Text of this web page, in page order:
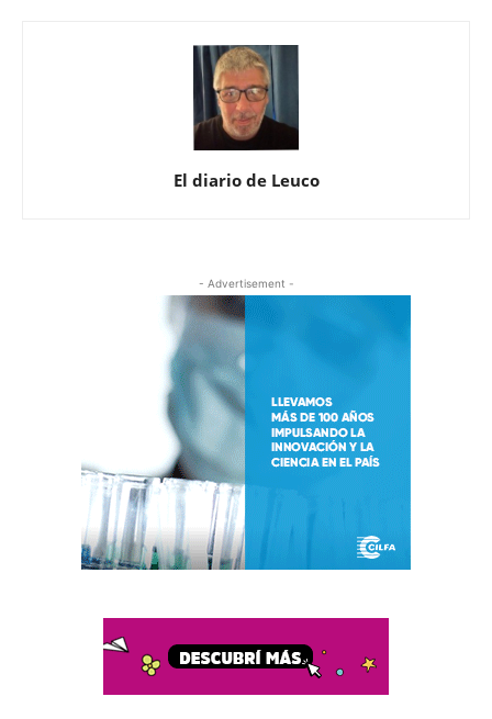
El diario de Leuco
- Advertisement -